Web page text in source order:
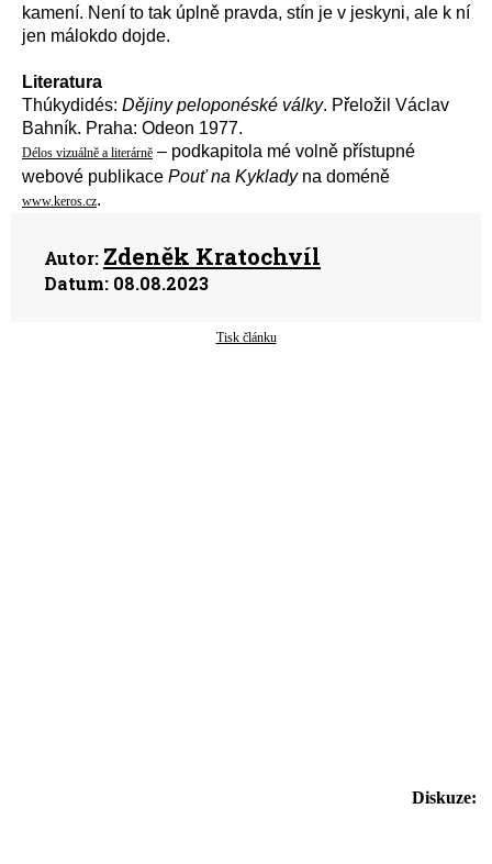
kamení. Není to tak úplně pravda, stín je v jeskyni, ale k ní
jen málokdo dojde.
Literatura
Thúkydidés: Dějiny peloponéské války. Přeložil Václav
Bahník. Praha: Odeon 1977.
Délos vizuálně a literárně – podkapitola mé volně přístupné
webové publikace Pouť na Kykladyna doméně
www.keros.cz.
Autor: Zdeněk Kratochvíl
Datum: 08.08.2023
Tisk článku
Diskuze: